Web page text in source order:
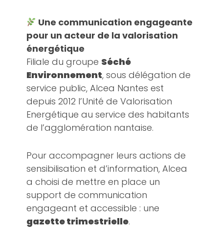
Une communication engageante
pour un acteur de la valorisation
énergétique
Filiale du groupe Séché
Environnement, sous délégation de
service public, Alcea Nantes est
depuis 2012 l’Unité de Valorisation
Energétique au service des habitants
de l’agglomération nantaise.
Pour accompagner leurs actions de
sensibilisation et d’information, Alcea
a choisi de mettre en place un
support de communication
engageant et accessible : une
gazette trimestrielle.